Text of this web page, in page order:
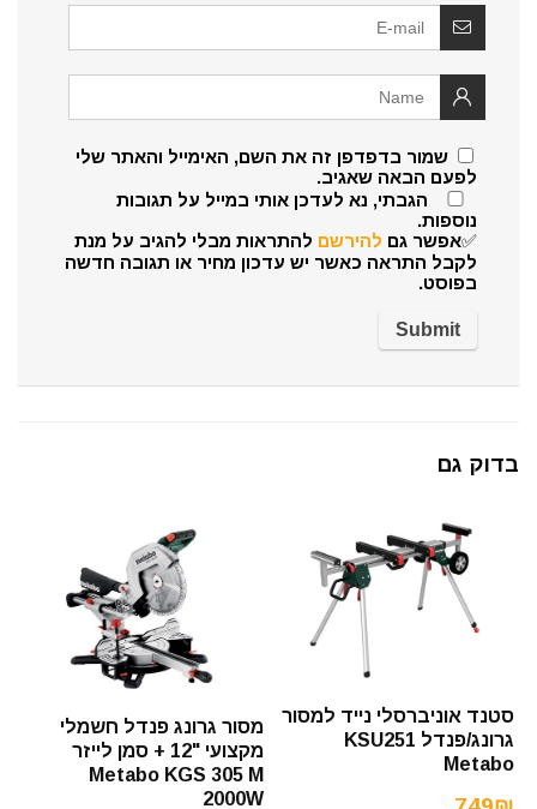
שמור בדפדפן זה את השם, האימייל והאתר שלי
לפעם הבאה שאגיב.
הגבתי, נא לעדכן אותי במייל על תגובות
נוספות.
✅אפשר גם להירשם להתראות מבלי להגיב על מנת
לקבל התראה כאשר יש עדכון מחיר או תגובה חדשה
בפוסט.
בדוק גם
סטנד אוניברסלי נייד למסור
גרונג/פנדל KSU251
Metabo
מסור גרונג פנדל חשמלי
מקצועי "12 + סמן לייזר
Metabo KGS 305 M
2000W